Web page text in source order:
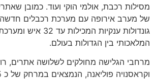
מסילות רכבת, אולמי הוקי ועוד. כמובן
של מערב אירופה עם מערכת רכבלים
גונדולות ענקיות המכילות
המלאכותי בין הגדולות בעולם.
מרחבי הגלישה מחולקים לשלושה אתרים,